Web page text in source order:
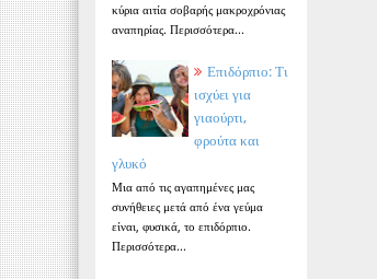
κύρια αιτία σοβαρής μακροχρόνιας
αναπηρίας. Περισσότερα...
Επιδόρπιο: Τι
ισχύει για
γιαούρτι,
φρούτα και
γλυκό
Μια από τις αγαπημένες μας
συνήθειες μετά από ένα γεύμα
είναι, φυσικά, το επιδόρπιο.
Περισσότερα...